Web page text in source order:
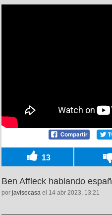
13
Ben Affleck hablando
por javisecasa el 14 abr 2023, 13:21